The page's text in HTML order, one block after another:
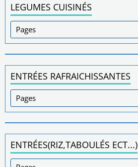
LEGUMES CUISINÉS
ENTRÉES RAFRAICHISSANTES
ENTRÉES(RIZ,TABOULÉS ECT...)